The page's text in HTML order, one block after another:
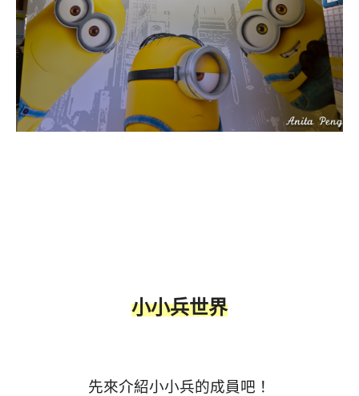
小小兵世界
先來介紹小小兵的成員吧！